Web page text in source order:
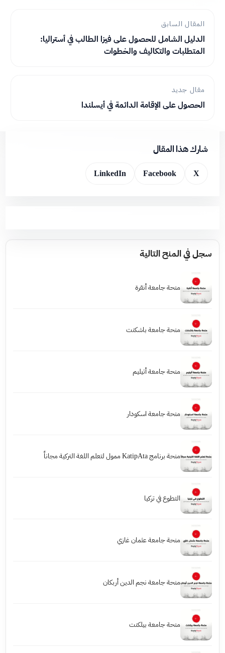
المقال السابق
الدليل الشامل للحصول على فيزا الطالب في أستراليا:
المتطلبات والتكاليف والخطوات
مقال جديد
الحصول على الإقامة الدائمة في أيسلندا
شارك هذا المقال
X
Facebook
LinkedIn
سجل في المنح التالية
منحة جامعة أنقرة
منحة جامعة باشكنت
منحة جامعة أتيليم
منحة جامعة اسكودار
منحة برنامج KatipAta ممول لتعلم اللغة التركية مجاناً
التطوع في تركيا
منحة جامعة عثمان غازي
منحة جامعة نجم الدين أربكان
منحة جامعة بيلكنت